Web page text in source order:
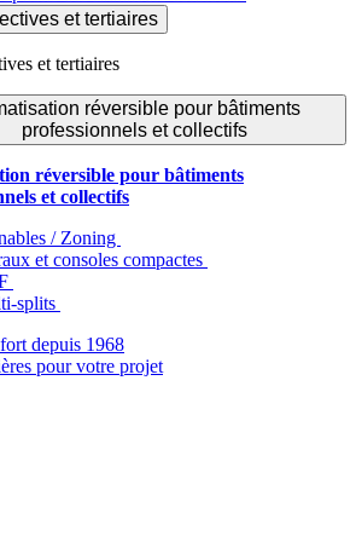
et tertiaires
et tertiaires
réversible pour bâtiments
professionnels et collectifs
réversible pour bâtiments
et collectifs
/ Zoning
et consoles compactes
splits
depuis 1968
pour votre projet